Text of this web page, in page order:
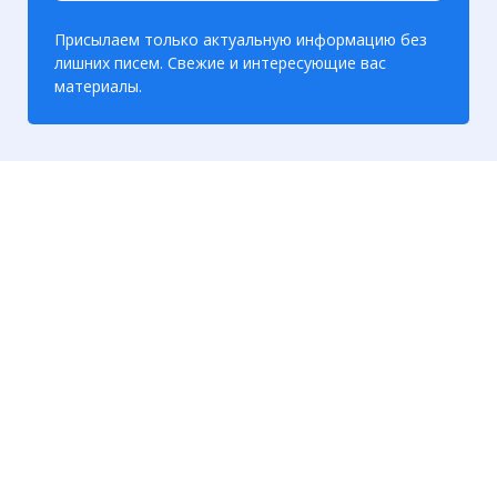
Присылаем только актуальную информацию без
лишних писем. Свежие и интересующие вас
материалы.